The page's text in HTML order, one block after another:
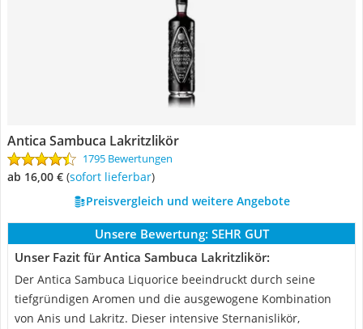
Antica Sambuca Lakritzlikör
1795 Bewertungen
ab 16,00 € ( Sofort lieferbar)
Preisvergleich und weitere Angebote
Unsere Bewertung: SEHR GUT
Unser Fazit für Antica Sambuca Lakritzlikör:
Der Antica Sambuca Liquorice beeindruckt durch seine
tiefgründigen Aromen und die ausgewogene Kombination
von Anis und Lakritz. Dieser intensive Sternanislikör,